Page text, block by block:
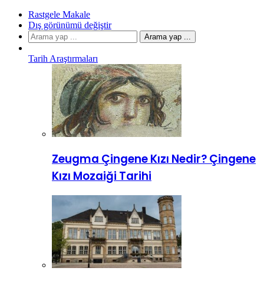
Rastgele Makale
Dış görünümü değiştir
Arama yap ...
Tarih Araştırmaları
Zeugma Çingene Kızı Nedir? Çingene
Kızı Mozaiği Tarihi